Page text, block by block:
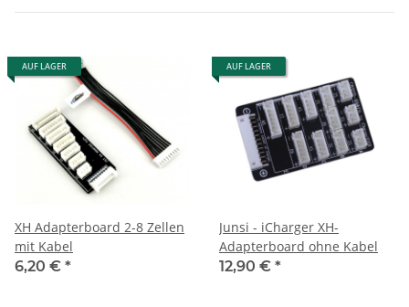
AUF LAGER
XH Adapterboard 2-8 Zellen
mit Kabel
6,20 € *
AUF LAGER
Junsi - iCharger XH-
Adapterboard ohne Kabel
12,90 € *